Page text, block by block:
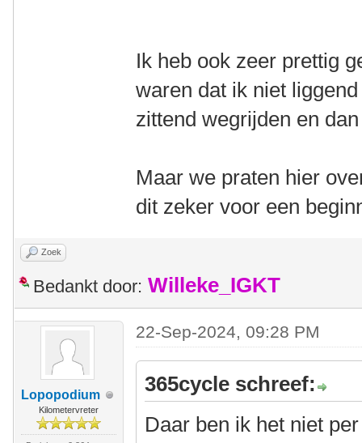
Ik heb ook zeer prettig
waren dat ik niet
zittend wegrijden en
Maar we praten hier
dit zeker voor een
Zoek
Bedankt door: Willeke_IGKT
Lopopodium
Kilometervreter
22-Sep-2024, 09:28 PM
365cycle schreef:
Daar ben ik het niet